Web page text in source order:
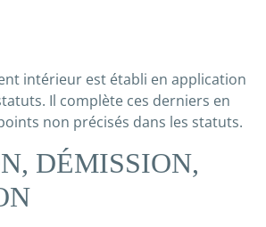
intérieur est établi en application
Il complète ces derniers en
non précisés dans les statuts.
DÉMISSION,